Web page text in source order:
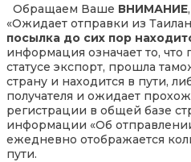
Обращаем Ваше ВНИМАНИЕ
«Ожидает отправки из
посылка до сих пор
информация означает то, что
статусе экспорт, прошла
страну и находится в пути,
получателя и ожидает
регистрации в общей базе
информации «Об
ежедневно отображается
пути.